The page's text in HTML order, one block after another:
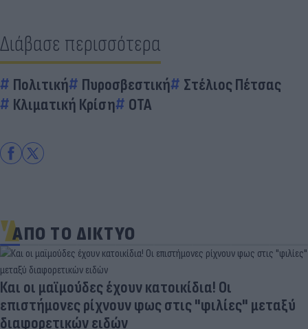
Διάβασε περισσότερα
Πολιτική Πυροσβεστική
Στέλιος Πέτσας
Κλιματική Κρίση
ΟΤΑ
ΑΠΟ ΤΟ ΔΙΚΤΥΟ
Και οι μαϊμούδες έχουν κατοικίδια! Οι
επιστήμονες ρίχνουν φως στις "φιλίες" μεταξύ
διαφορετικών ειδών